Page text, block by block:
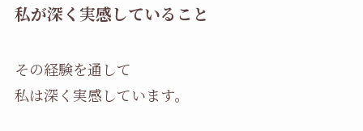
私が深く実感していること
その経験を通して
私は深く実感しています。